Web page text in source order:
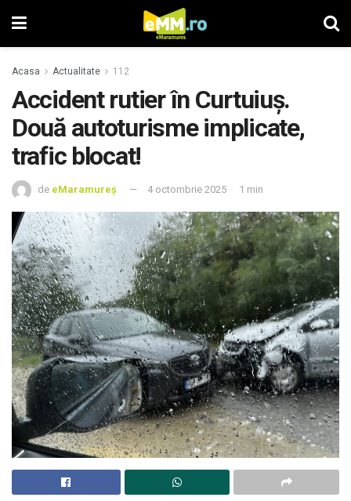
Acasa Actualitate 112
Accident rutier în Curtuiuș.
Două autoturisme implicate,
trafic blocat!
de eMaramureș 4 octombrie 2025 1 min